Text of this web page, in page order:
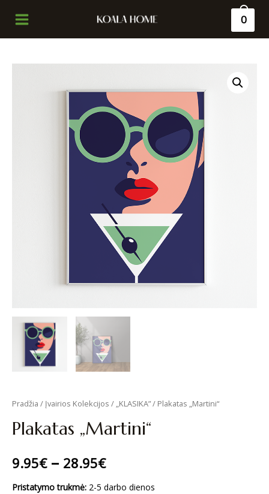
Main
0
Pradžia / Įvairios Kolekcijos / „KLASIKA”/ Plakatas „Martini“
Plakatas „Martini“
9.95€– 28.95€
Pristatymo trukmė: 2-5 darbo dienos